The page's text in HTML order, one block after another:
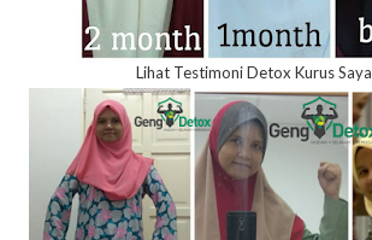
Lihat Testimoni Detox Kurus Saya